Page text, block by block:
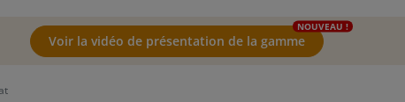
Voir la vidéo de présentation de la gamme
NOUVEAU !